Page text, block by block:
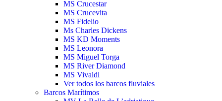
MS Crucestar
MS Crucevita
MS Fidelio
Ms Charles Dickens
MS KD Moments
MS Leonora
MS Miguel Torga
MS River Diamond
MS Vivaldi
Ver todos los barcos fluviales
Barcos Marítimos